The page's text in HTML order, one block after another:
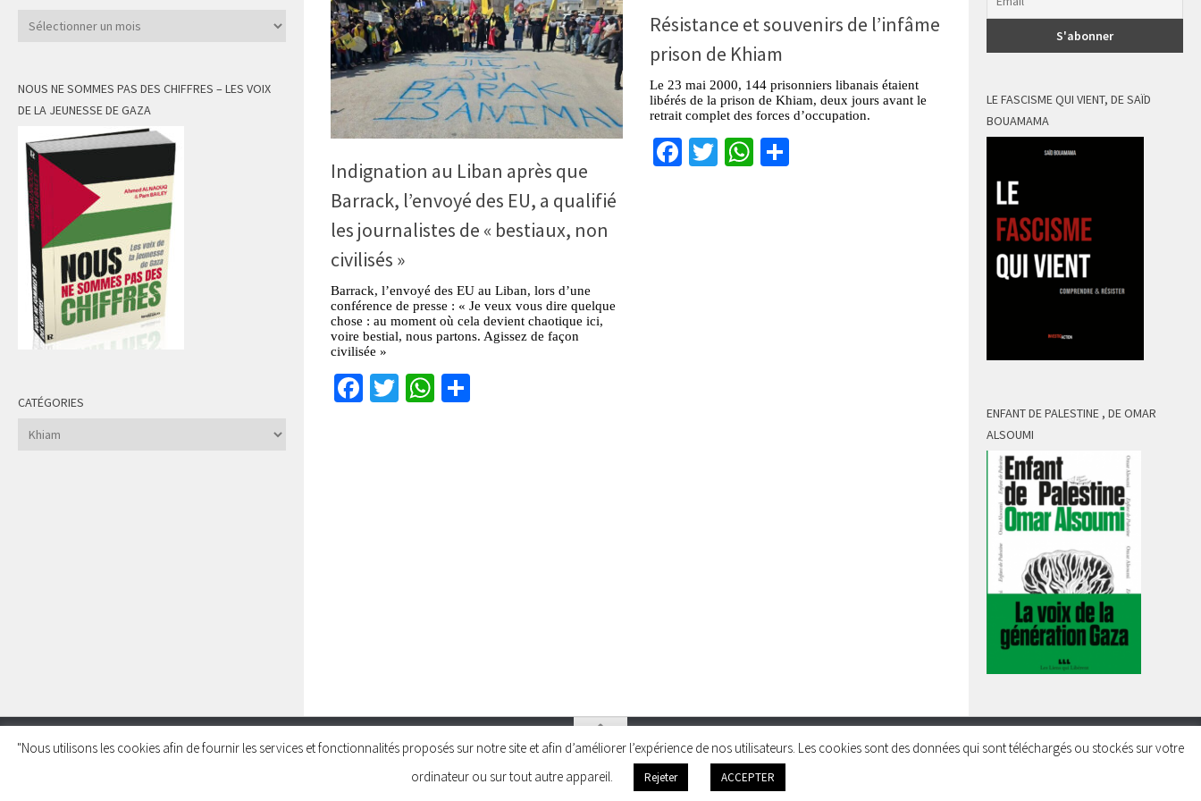
Indignation au Liban après que
Barrack, l’envoyé des EU, a qualifié
les journalistes de « bestiaux, non
civilisés »
Barrack, l’envoyé des EU au Liban, lors d’une
conférence de presse : « Je veux vous dire quelque
chose : au moment où cela devient chaotique ici,
voire bestial, nous partons. Agissez de façon
civilisée »
Facebook
TwitterWhatsApp
Résistance et souvenirs de l’infâme
prison de Khiam
Le 23 mai 2000, 144 prisonniers libanais étaient
libérés de la prison de Khiam, deux jours avant le
retrait complet des forces d’occupation.
Facebook
TwitterWhatsApp
Archives
NOUS NE SOMMES PAS DES CHIFFRES – LES VOIX
DE LA JEUNESSE DE GAZA
CATÉGORIES
Catégories
LE FASCISME QUI VIENT, DE SAÏD
BOUAMAMA
ENFANT DE PALESTINE , DE OMAR
ALSOUMI
Charleroi Pour la Palestine © 2026. Tous droits réservés.
"Nous utilisons les cookies afin de fournir les services et fonctionnalités proposés sur notre site et afin d’améliorer l’expérience de nos utilisateurs. Les cookies sont des données qui sont téléchargés ou stockés sur votre
ordinateur ou sur tout autre appareil.
Rejeter ACCEPTER